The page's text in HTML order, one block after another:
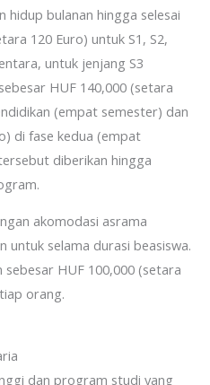
hidup bulanan hingga selesai
120 Euro) untuk S1, S2,
untuk jenjang S3
HUF 140,000 (setara
(empat semester) dan
di fase kedua (empat
diberikan hingga
akomodasi asrama
untuk selama durasi beasiswa.
sebesar HUF 100,000 (setara
orang.
dan program studi yang